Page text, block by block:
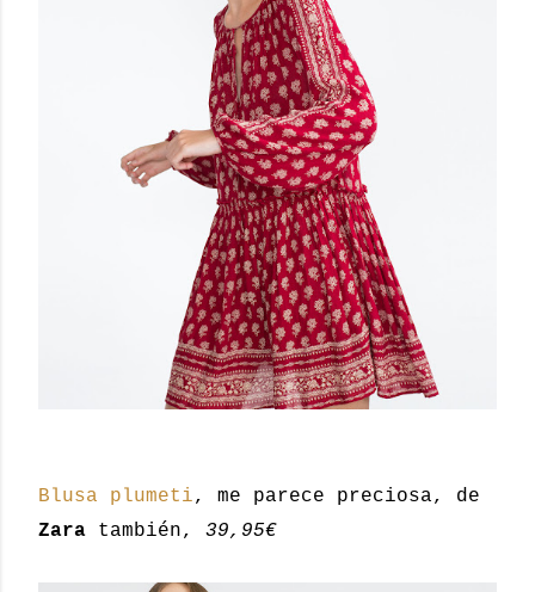
Blusa plumeti, me parece preciosa, de
Zara también, 39,95€